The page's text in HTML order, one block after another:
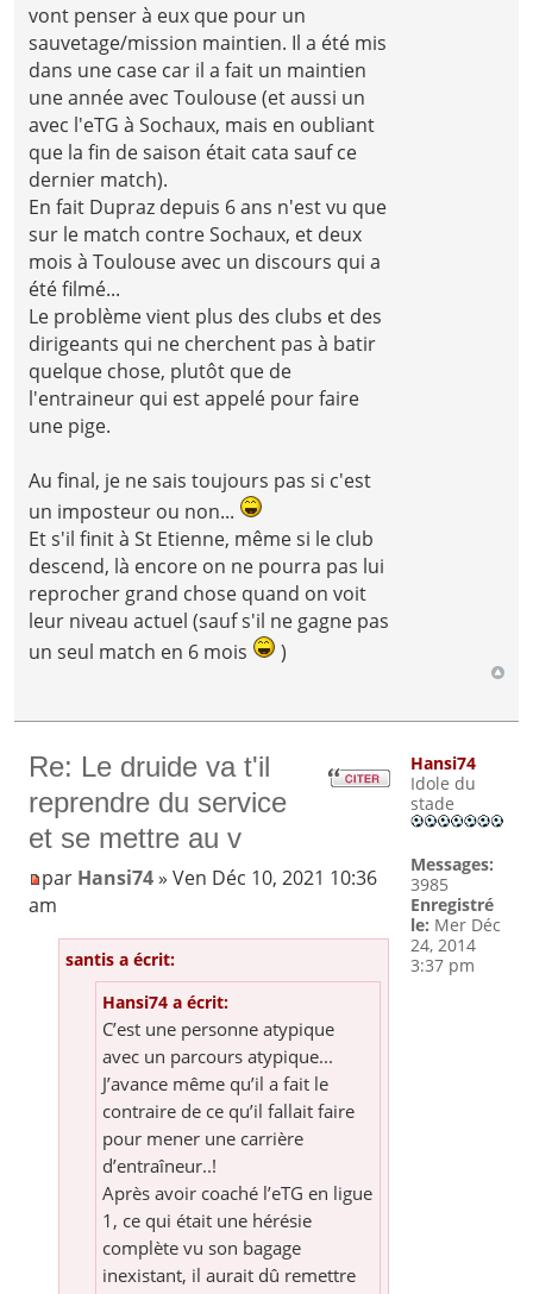
vont penser à eux que pour un
sauvetage/mission maintien. Il a été mis
dans une case car il a fait un maintien
une année avec Toulouse (et aussi un
avec l'eTG à Sochaux, mais en oubliant
que la fin de saison était cata sauf ce
dernier match).
En fait Dupraz depuis 6 ans n'est vu que
sur le match contre Sochaux, et deux
mois à Toulouse avec un discours qui a
été filmé...
Le problème vient plus des clubs et des
dirigeants qui ne cherchent pas à batir
quelque chose, plutôt que de
l'entraineur qui est appelé pour faire
une pige.
Au final, je ne sais toujours pas si c'est
un imposteur ou non...
Et s'il finit à St Etienne, même si le club
descend, là encore on ne pourra pas lui
reprocher grand chose quand on voit
leur niveau actuel (sauf s'il ne gagne pas
un seul match en 6 mois
)
Re: Le druide va t'il
reprendre du service
et se mettre au v
par Hansi74» Ven Déc 10, 2021 10:36
am
santis a écrit:
Hansi74 a écrit:
C’est une personne atypique
avec un parcours atypique...
J’avance même qu’il a fait le
contraire de ce qu’il fallait faire
pour mener une carrière
d’entraîneur..!
Après avoir coaché l’eTG en ligue
1, ce qui était une hérésie
complète vu son bagage
inexistant, il aurait dû remettre
Hansi74
Idole du
stade
Messages:
3985
Enregistré
le: Mer Déc
24, 2014
3:37 pm